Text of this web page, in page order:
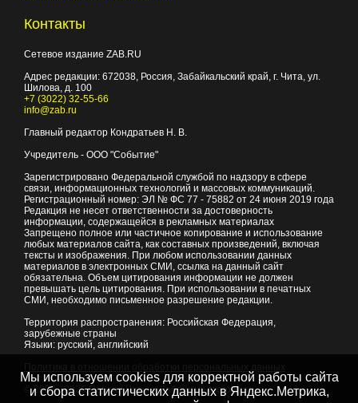
Контакты
Сетевое издание ZAB.RU
Адрес редакции: 672038, Россия, Забайкальский край, г. Чита, ул.
Шилова, д. 100
+7 (3022) 32-55-66
info@zab.ru
Главный редактор Кондратьев Н. В.
Учредитель - ООО "Событие"
Зарегистрировано Федеральной службой по надзору в сфере
связи, информационных технологий и массовых коммуникаций.
Регистрационный номер: ЭЛ № ФС 77 - 75882 от 24 июня 2019 года
Редакция не несет ответственности за достоверность
информации, содержащейся в рекламных материалах
Запрещено полное или частичное копирование и использование
любых материалов сайта, как составных произведений, включая
тексты и изображения. При любом использовании данных
материалов в электронных СМИ, ссылка на данный сайт
обязательна. Объем цитирования информации не должен
превышать цель цитирования. При использовании в печатных
СМИ, необходимо письменное разрешение редакции.
Территория распространения: Российская Федерация,
зарубежные страны
Языки: русский, английский
© 2007 - 2026Портал Читы и Забайкальского края
Мы используем cookies для корректной работы сайта
и сбора статистических данных в Яндекс.Метрика,